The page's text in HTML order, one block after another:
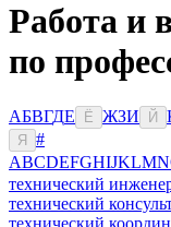
Работа и
по
АБВГДЕ Ё ЖЗИ Й
Я
#
ABCDEFGHIJKLMN
технический
технический
технический